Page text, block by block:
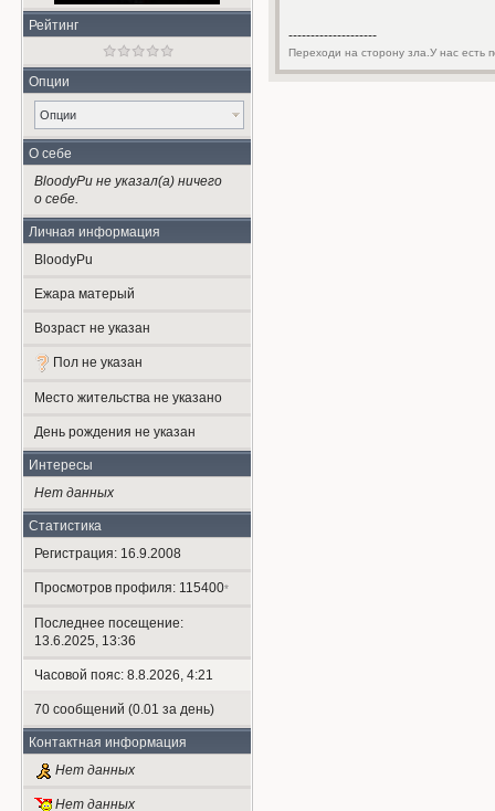
Рейтинг
Опции
Опции
О себе
BloodyPu не указал(а) ничего
о себе.
Личная информация
BloodyPu
Ежара матерый
Возраст не указан
Пол не указан
Место жительства не указано
День рождения не указан
Интересы
Нет данных
Статистика
Регистрация: 16.9.2008
Просмотров профиля: 115400*
Последнее посещение:
13.6.2025, 13:36
Часовой пояс: 8.8.2026, 4:21
70 сообщений (0.01 за день)
Контактная информация
Нет данных
Нет данных
--------------------
Переходи на сторону зла.У нас есть